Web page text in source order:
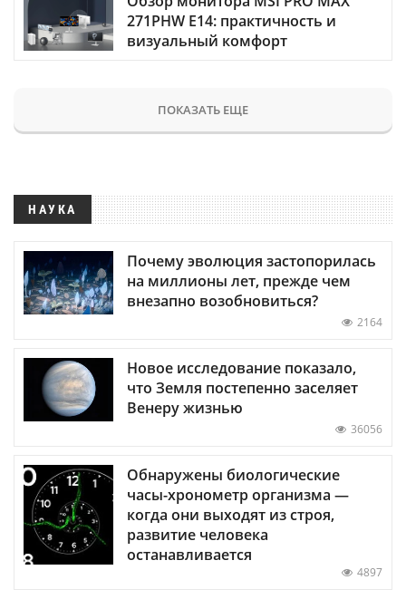
271PHW E14: практичность и
визуальный комфорт
ПОКАЗАТЬ ЕЩЕ
НАУКА
Почему эволюция застопорилась
на миллионы лет, прежде чем
внезапно возобновиться?
2164
Новое исследование показало,
что Земля постепенно заселяет
Венеру жизнью
36056
Обнаружены биологические
часы-хронометр организма —
когда они выходят из строя,
развитие человека
останавливается
4897